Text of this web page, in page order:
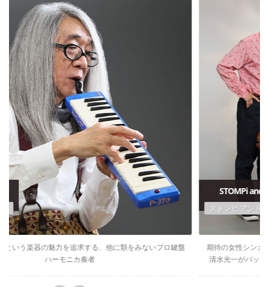
ピアニカ前田
Pianica Maeda
鍵盤ハーモニカという楽器の魅力を追求する、他に類をみないプロ鍵盤